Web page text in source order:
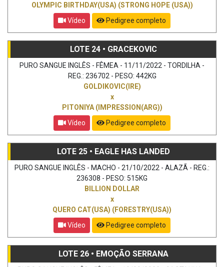
OLYMPIC BIRTHDAY(USA) (STRONG HOPE (USA))
Vídeo
Pedigree completo
LOTE 24 • GRACEKOVIC
PURO SANGUE INGLÊS - FÊMEA - 11/11/2022 - TORDILHA -
REG.: 236702 - PESO: 442KG
GOLDIKOVIC(IRE)
x
PITONIYA (IMPRESSION(ARG))
Vídeo
Pedigree completo
LOTE 25 • EAGLE HAS LANDED
PURO SANGUE INGLÊS - MACHO - 21/10/2022 - ALAZÃ - REG.:
236308 - PESO: 515KG
BILLION DOLLAR
x
QUERO CAT(USA) (FORESTRY(USA))
Vídeo
Pedigree completo
LOTE 26 • EMOÇÃO SERRANA